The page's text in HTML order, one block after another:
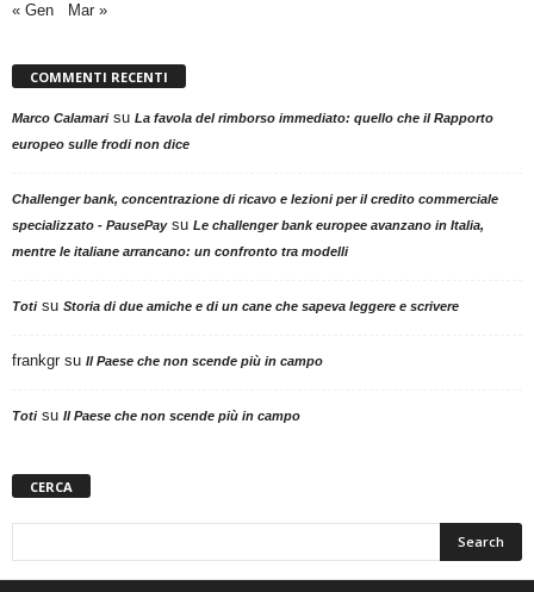
« Gen
Mar »
COMMENTI RECENTI
Marco Calamarisu La favola del rimborso immediato: quello che il Rapporto
europeo sulle frodi non dice
Challenger bank, concentrazione di ricavo e lezioni per il credito commerciale
specializzato - PausePaysu Le challenger bank europee avanzano in Italia,
mentre le italiane arrancano: un confronto tra modelli
Totisu Storia di due amiche e di un cane che sapeva leggere e scrivere
frankgr su Il Paese che non scende più in campo
Totisu Il Paese che non scende più in campo
CERCA